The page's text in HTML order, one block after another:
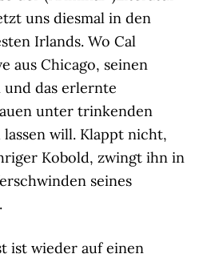
uns diesmal in den
Irlands. Wo Cal
aus Chicago, seinen
und das erlernte
unter trinkenden
will. Klappt nicht,
Kobold, zwingt ihn in
seines
ist wieder auf einen